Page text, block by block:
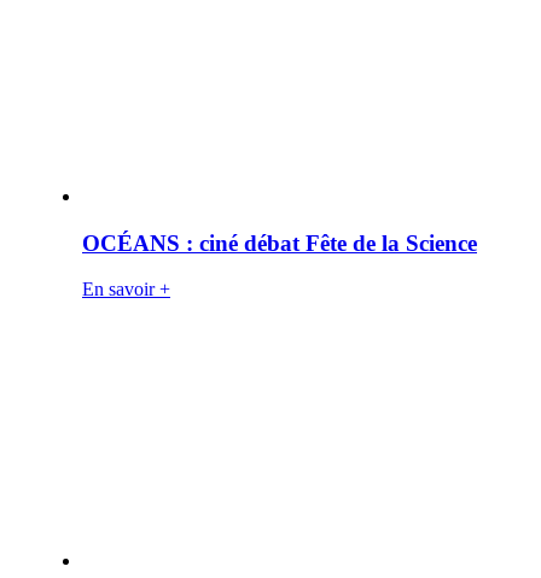
OCÉANS : ciné débat Fête de la Science
En savoir +